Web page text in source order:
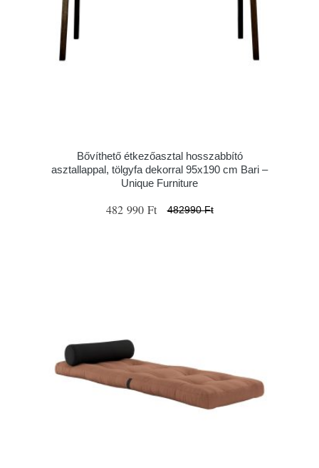
Bővíthető étkezőasztal hosszabbító
asztallappal, tölgyfa dekorral 95x190 cm Bari –
Unique Furniture
482 990 Ft 482990 Ft